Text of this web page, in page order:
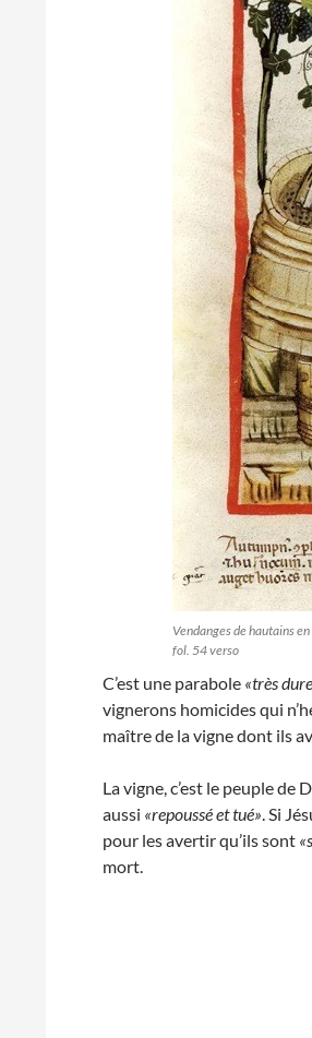
Vendanges de hautains
fol. 54 verso
C’est une parabole «très
vignerons homicides qui
maître de la vigne dont ils
La vigne, c’est le peuple de
aussi «repoussé et tué». Si
pour les avertir qu’ils sont
mort.